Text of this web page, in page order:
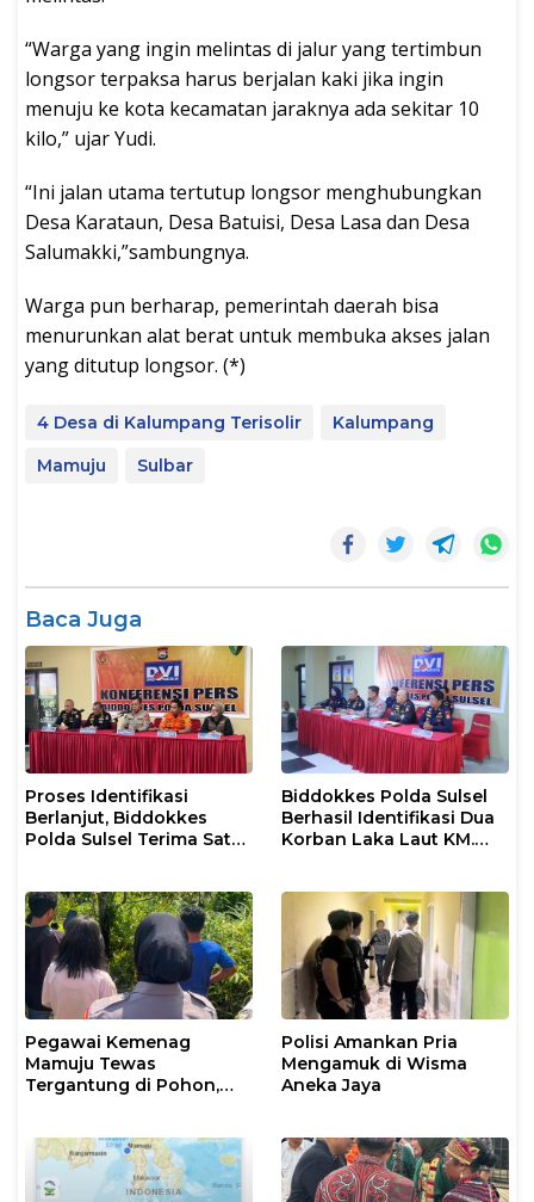
“Warga yang ingin melintas di jalur yang tertimbun
longsor terpaksa harus berjalan kaki jika ingin
menuju ke kota kecamatan jaraknya ada sekitar 10
kilo,” ujar Yudi.
“Ini jalan utama tertutup longsor menghubungkan
Desa Karataun, Desa Batuisi, Desa Lasa dan Desa
Salumakki,”sambungnya.
Warga pun berharap, pemerintah daerah bisa
menurunkan alat berat untuk membuka akses jalan
yang ditutup longsor. (*)
4 Desa di Kalumpang Terisolir
Kalumpang
Mamuju
Sulbar
Baca Juga
Proses Identifikasi
Berlanjut, Biddokkes
Polda Sulsel Terima Satu
Biddokkes Polda Sulsel
Berhasil Identifikasi Dua
Korban Laka Laut KM.
Pegawai Kemenag
Mamuju Tewas
Tergantung di Pohon,
Polisi Amankan Pria
Mengamuk di Wisma
Aneka Jaya